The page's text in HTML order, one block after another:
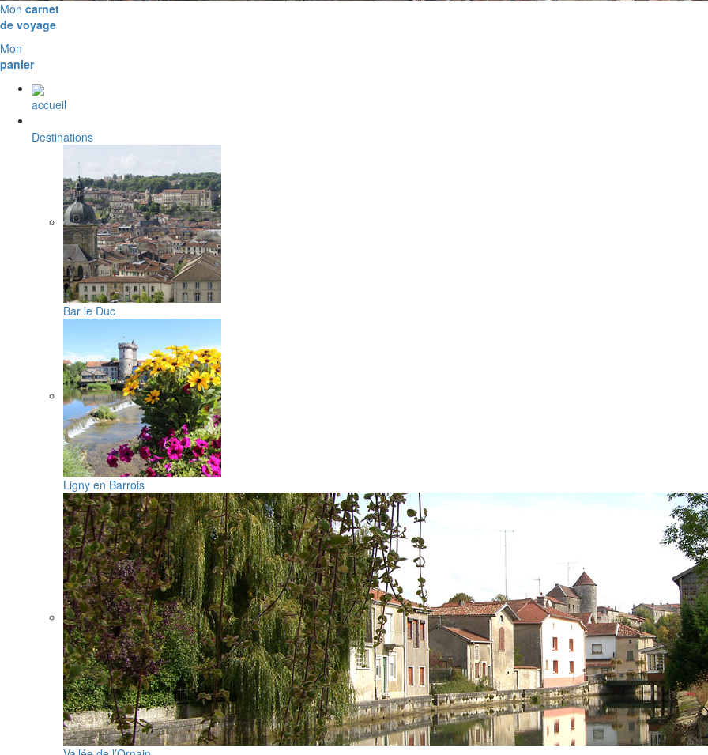
Mon carnet
de voyage
Mon
panier
accueil
Destinations
Bar le Duc
Ligny en Barrois